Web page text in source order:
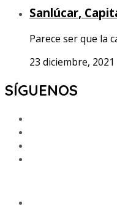
Sanlúcar,
Parece ser que la
23 diciembre, 2021
SÍGUENOS